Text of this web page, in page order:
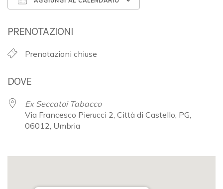
PRENOTAZIONI
Prenotazioni chiuse
DOVE
Ex Seccatoi Tabacco
Via Francesco Pierucci 2, Città di Castello, PG,
06012, Umbria